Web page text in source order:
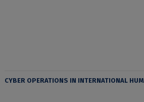
CYBER OPERATIONS IN INTERNATIONAL